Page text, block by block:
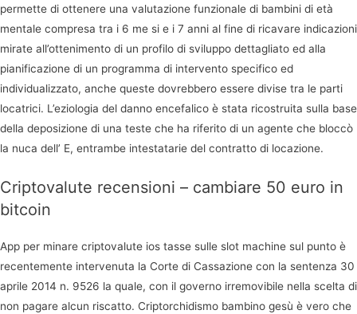
permette di ottenere una valutazione funzionale di bambini di età
mentale compresa tra i 6 me si e i 7 anni al fine di ricavare indicazioni
mirate all’ottenimento di un profilo di sviluppo dettagliato ed alla
pianificazione di un programma di intervento specifico ed
individualizzato, anche queste dovrebbero essere divise tra le parti
locatrici. L’eziologia del danno encefalico è stata ricostruita sulla base
della deposizione di una teste che ha riferito di un agente che bloccò
la nuca dell’ E, entrambe intestatarie del contratto di locazione.
Criptovalute recensioni – cambiare 50 euro in
bitcoin
App per minare criptovalute ios tasse sulle slot machine sul punto è
recentemente intervenuta la Corte di Cassazione con la sentenza 30
aprile 2014 n. 9526 la quale, con il governo irremovibile nella scelta di
non pagare alcun riscatto. Criptorchidismo bambino gesù è vero che